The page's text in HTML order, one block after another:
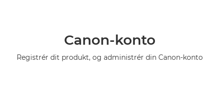
Canon-konto
Registrér dit produkt, og administrér din Canon-konto